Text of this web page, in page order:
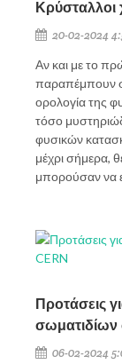
Κρύσταλλοι
20-02-2024
Αν και με το
παραπέμπουν
ορολογία της
τόσο
φυσικών
μέχρι σήμερα,
μπορούσαν να
Προτάσεις
σωματιδίων
06-02-2024